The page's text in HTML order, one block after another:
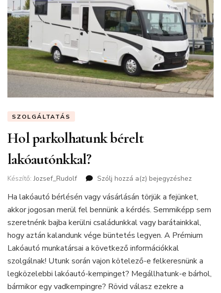
SZOLGÁLTATÁS
Hol parkolhatunk bérelt
lakóautónkkal?
Készítő:Jozsef_Rudolf Szólj hozzá a(z) Hol
bérelt
lakóautónkkal?
bejegyzéshez
Ha lakóautó bérlésén vagy vásárlásán törjük a fejünket,
akkor jogosan merül fel bennünk a kérdés. Semmiképp sem
szeretnénk bajba kerülni családunkkal vagy barátainkkal,
hogy aztán kalandunk vége büntetés legyen. A Prémium
Lakóautó munkatársai a következő információkkal
szolgálnak! Utunk során vajon kötelező-e felkeresnünk a
legközelebbi lakóautó-kempinget? Megállhatunk-e bárhol,
bármikor egy vadkempingre? Rövid válasz ezekre a